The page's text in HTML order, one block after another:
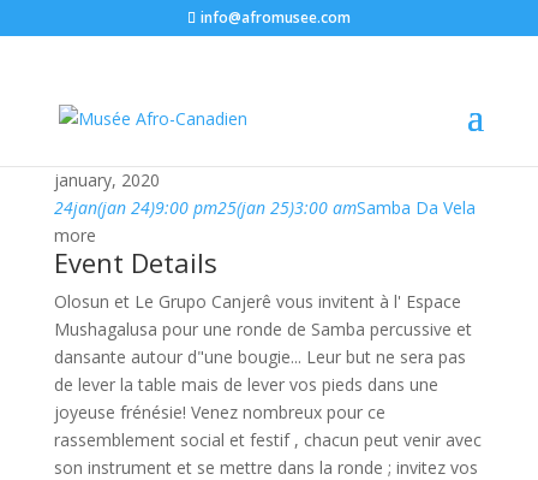
info@afromusee.com
january, 2020
24jan(jan 24)9:00 pm25(jan 25)3:00 amSamba Da Vela
more
Event Details
Olosun et Le Grupo Canjerê vous invitent à l' Espace
Mushagalusa pour une ronde de Samba percussive et
dansante autour d"une bougie... Leur but ne sera pas
de lever la table mais de lever vos pieds dans une
joyeuse frénésie! Venez nombreux pour ce
rassemblement social et festif , chacun peut venir avec
son instrument et se mettre dans la ronde ; invitez vos